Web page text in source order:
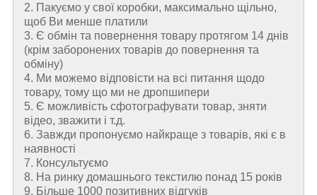
2. Пакуємо у свої коробки, максимально щільно,
щоб Ви менше платили
3. Є обмін та повернення товару протягом 14 днів
(крім заборонених товарів до повернення та
обміну)
4. Ми можемо відповісти на всі питання щодо
товару, тому що ми не дропшипери
5. Є можливість сфотографувати товар, зняти
відео, зважити і т.д.
6. Завжди пропонуємо найкраще з товарів, які є в
наявності
7. Консультуємо
8. На ринку домашнього текстилю понад 15 років
9. Більше 1000 позитивних відгуків